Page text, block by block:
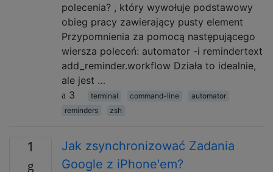
polecenia? , który wywołuje podstawowy
obieg pracy zawierający pusty element
Przypomnienia za pomocą następującego
wiersza poleceń: automator -i remindertext
add_reminder.workflow Działa to idealnie,
ale jest …
3
terminal command-line
automator
reminders
zsh
1
Jak zsynchronizować Zadania
Google z iPhone'em?